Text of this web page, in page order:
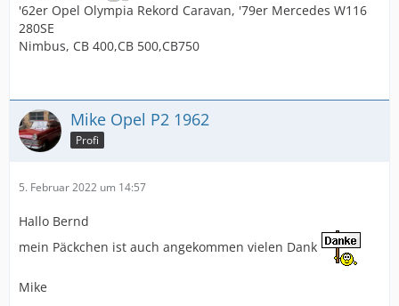
'62er Opel Olympia Rekord Caravan, '79er Mercedes W116
280SE
Nimbus, CB 400,CB 500,CB750
Mike Opel P2 1962
Profi
5. Februar 2022 um 14:57
Hallo Bernd
mein Päckchen ist auch angekommen vielen Dank
Mike